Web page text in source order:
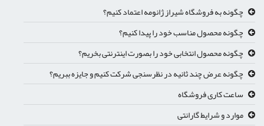
چگونه به فروشگاه شیراز ژانومه اعتماد کنیم؟
چگونه محصول مناسب خود را پیدا کنیم؟
چگونه محصول انتخابی خود را بصورت اینترنتی بخریم؟
چگونه عرض چند ثانیه در نظرسنجی شرکت کنیم و جایزه ببریم؟
ساعت کاری فروشگاه
موارد و شرایط گارانتی